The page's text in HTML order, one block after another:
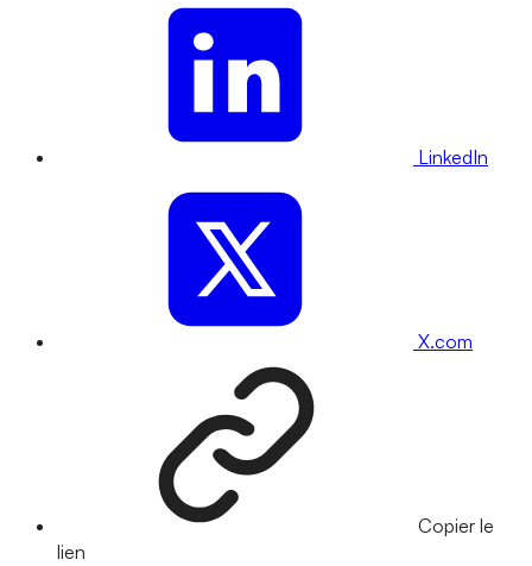
LinkedIn
X.com
Copier le
lien